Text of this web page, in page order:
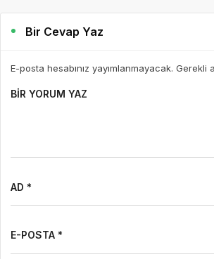
Bir Cevap Yaz
E-posta hesabınız yayımlanmayacak. Gerekli
BIR YORUM YAZ
AD *
E-POSTA *